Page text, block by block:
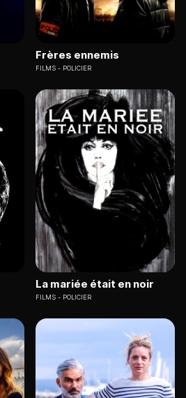
Frères ennemis
FILMS POLICIER
La mariée était en noir
FILMS POLICIER